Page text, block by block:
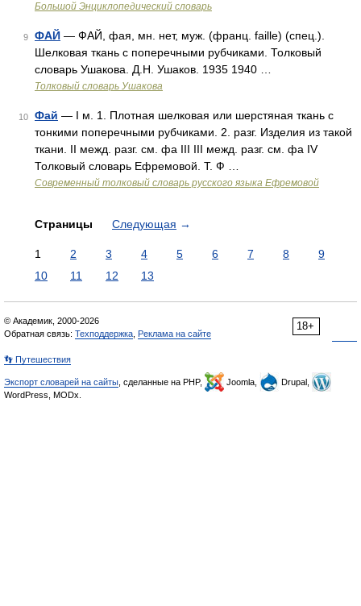
Большой Энциклопедический словарь
9 ФАЙ — ФАЙ, фая, мн. нет, муж. (франц. faille) (спец.).
Шелковая ткань с поперечными рубчиками. Толковый
словарь Ушакова. Д.Н. Ушаков. 1935 1940 …
Толковый словарь Ушакова
10 Фай — I м. 1. Плотная шелковая или шерстяная ткань с
тонкими поперечными рубчиками. 2. разг. Изделия из такой
ткани. II межд. разг. см. фа III III межд. разг. см. фа IV
Толковый словарь Ефремовой. Т. Ф …
Современный толковый словарь русского языка Ефремовой
Страницы Следующая →
1 2 3 4 5 6 7 8
9
10
11 12 13
18+
© Академик, 2000-2026
Обратная связь: Техподдержка Реклама на сайте
👣 Путешествия
Экспорт словарей на сайты , сделанные на PHP, Joomla,
Drupal,
WordPress, MODx.